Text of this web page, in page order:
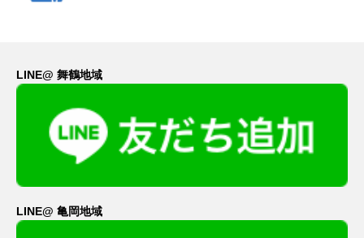
LINE@ 舞鶴地域
LINE@ 亀岡地域